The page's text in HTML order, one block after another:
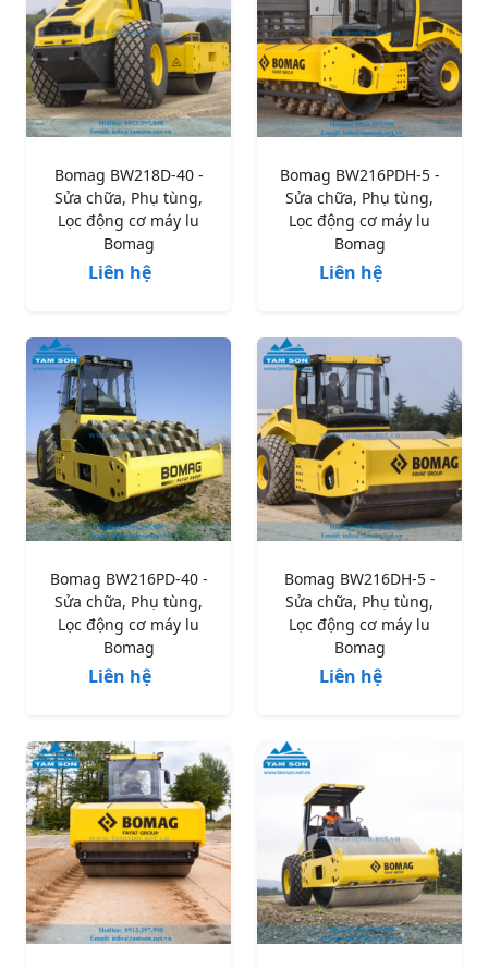
Bomag BW218D-40 -
Sửa chữa, Phụ tùng,
Lọc động cơ máy lu
Bomag
Liên hệ
Bomag BW216PDH-5 -
Sửa chữa, Phụ tùng,
Lọc động cơ máy lu
Bomag
Liên hệ
Bomag BW216PD-40 -
Sửa chữa, Phụ tùng,
Lọc động cơ máy lu
Bomag
Liên hệ
Bomag BW216DH-5 -
Sửa chữa, Phụ tùng,
Lọc động cơ máy lu
Bomag
Liên hệ